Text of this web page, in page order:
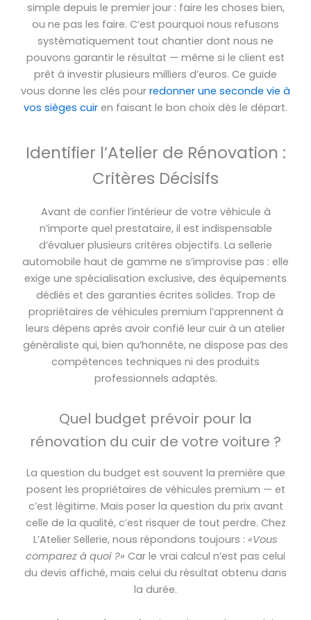
simple depuis le premier jour : faire les choses bien,
ou ne pas les faire. C’est pourquoi nous refusons
systématiquement tout chantier dont nous ne
pouvons garantir le résultat — même si le client est
prêt à investir plusieurs milliers d’euros. Ce guide
vous donne les clés pour redonner une seconde vie à
vos sièges cuir en faisant le bon choix dès le départ.
Identifier l’Atelier de Rénovation :
Critères Décisifs
Avant de confier l’intérieur de votre véhicule à
n’importe quel prestataire, il est indispensable
d’évaluer plusieurs critères objectifs. La sellerie
automobile haut de gamme ne s’improvise pas : elle
exige une spécialisation exclusive, des équipements
dédiés et des garanties écrites solides. Trop de
propriétaires de véhicules premium l’apprennent à
leurs dépens après avoir confié leur cuir à un atelier
généraliste qui, bien qu’honnête, ne dispose pas des
compétences techniques ni des produits
professionnels adaptés.
Quel budget prévoir pour la
rénovation du cuir de votre voiture ?
La question du budget est souvent la première que
posent les propriétaires de véhicules premium — et
c’est légitime. Mais poser la question du prix avant
celle de la qualité, c’est risquer de tout perdre. Chez
L’Atelier Sellerie, nous répondons toujours : «Vous
comparez à quoi ?» Car le vrai calcul n’est pas celui
du devis affiché, mais celui du résultat obtenu dans
la durée.